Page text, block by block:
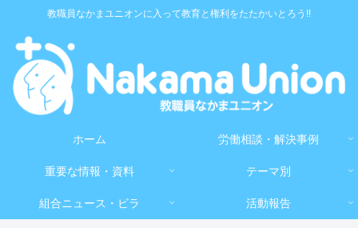
教職員なかまユニオンに入って教育と権利をたたかいとろう!!
ホーム 労働相談・解決事例
重要な情報・資料 テーマ別
組合ニュース・ビラ 活動報告